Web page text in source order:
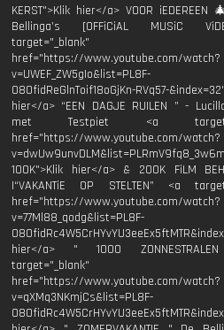
KERST">Klik hier</a> VOOR
Bellinga’s [OFFiCiAL MUSiC
target="_blank"
href="https://www.youtube.com/watch?
v=UWEF_ZW5gIo&list=PL8F-
O8OfidReGlnToif18oGjKn-RVq57-
hier</a> “EEN DAGJE RUILEN ” -
met Testpiet <a
href="https://www.youtube.com/watch?
100K">Klik hier</a> & 200K FiLM
|“VAKANTiE OP STELTEN” <a
href="https://www.youtube.com/watch?
v=77Ml88_qodg&list=PL8F-
hier</a> " 1000
target="_blank"
href="https://www.youtube.com/watch?
v=qXMq3NKmjCs&list=PL8F-